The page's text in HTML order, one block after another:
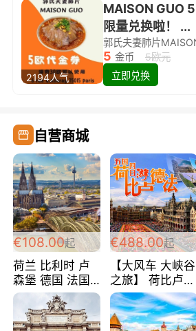
2194人气
MAISON GUO
限量兑换啦！ ...
5 金币
5欧元
立即兑换
自营商城
€108.00起
荷兰 比利时 卢
森堡 德国 法国
超爽玩遍西欧 循
环线 全程四星宾
馆 108欧/人/天
€488.00起
【大风车 大峡谷
之旅】 荷比卢德
法 巴黎上下 经
典五国四日游
488欧/人